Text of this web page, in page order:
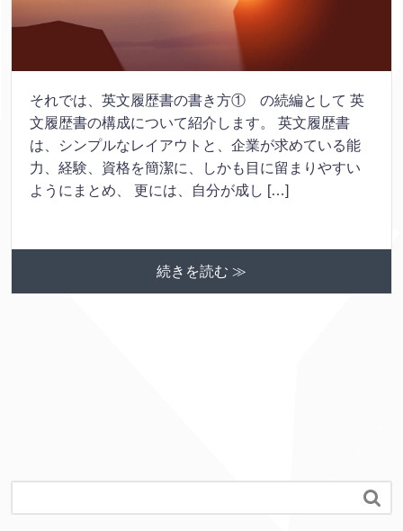
それでは、英文履歴書の書き方① の続編として 英
文履歴書の構成について紹介します。 英文履歴書
は、シンプルなレイアウトと、企業が求めている能
力、経験、資格を簡潔に、しかも目に留まりやすい
ようにまとめ、 更には、自分が成し […]
続きを読む ≫
